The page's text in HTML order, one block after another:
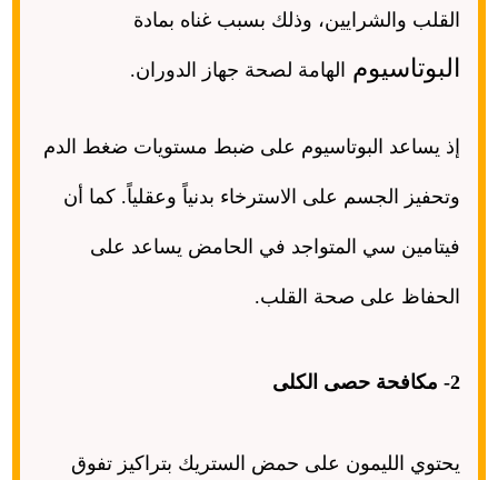
القلب والشرايين، وذلك بسبب غناه بمادة
البوتاسيوم الهامة لصحة جهاز الدوران.
إذ يساعد البوتاسيوم على ضبط مستويات ضغط الدم
وتحفيز الجسم على الاسترخاء بدنياً وعقلياً.كما أن
فيتامين سي المتواجد في الحامض يساعد على
الحفاظ على صحة القلب.
2- مكافحة حصى الكلى
يحتوي الليمون على حمض الستريك بتراكيز تفوق